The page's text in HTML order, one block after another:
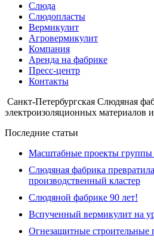
Слюда
Слюдопласты
Вермикулит
Агровермикулит
Компания
Аренда на фабрике
Пресс-центр
Контакты
Санкт-Петербургская Слюдяная
электроизоляционных материалов
Последние статьи
Масштабные проекты
Слюдяная фабрика
производственный кластер
Слюдяной фабрике 90 лет!
Вспученный вермикулит на
Огнезащитные строительные